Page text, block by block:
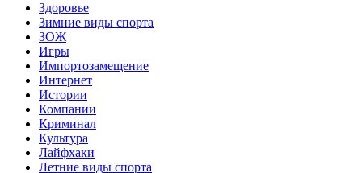
Здоровье
Зимние виды спорта
ЗОЖ
Игры
Импортозамещение
Интернет
Истории
Компании
Криминал
Культура
Лайфхаки
Летние виды спорта